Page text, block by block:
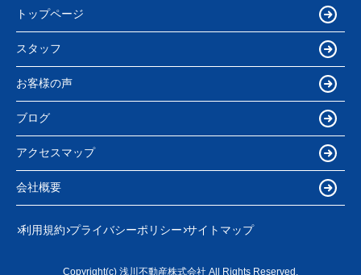
トップページ
スタッフ
お客様の声
ブログ
アクセスマップ
会社概要
利用規約 プライバシーポリシー サイトマップ
Copyright(c) 浅川不動産株式会社 All Rights Reserved.